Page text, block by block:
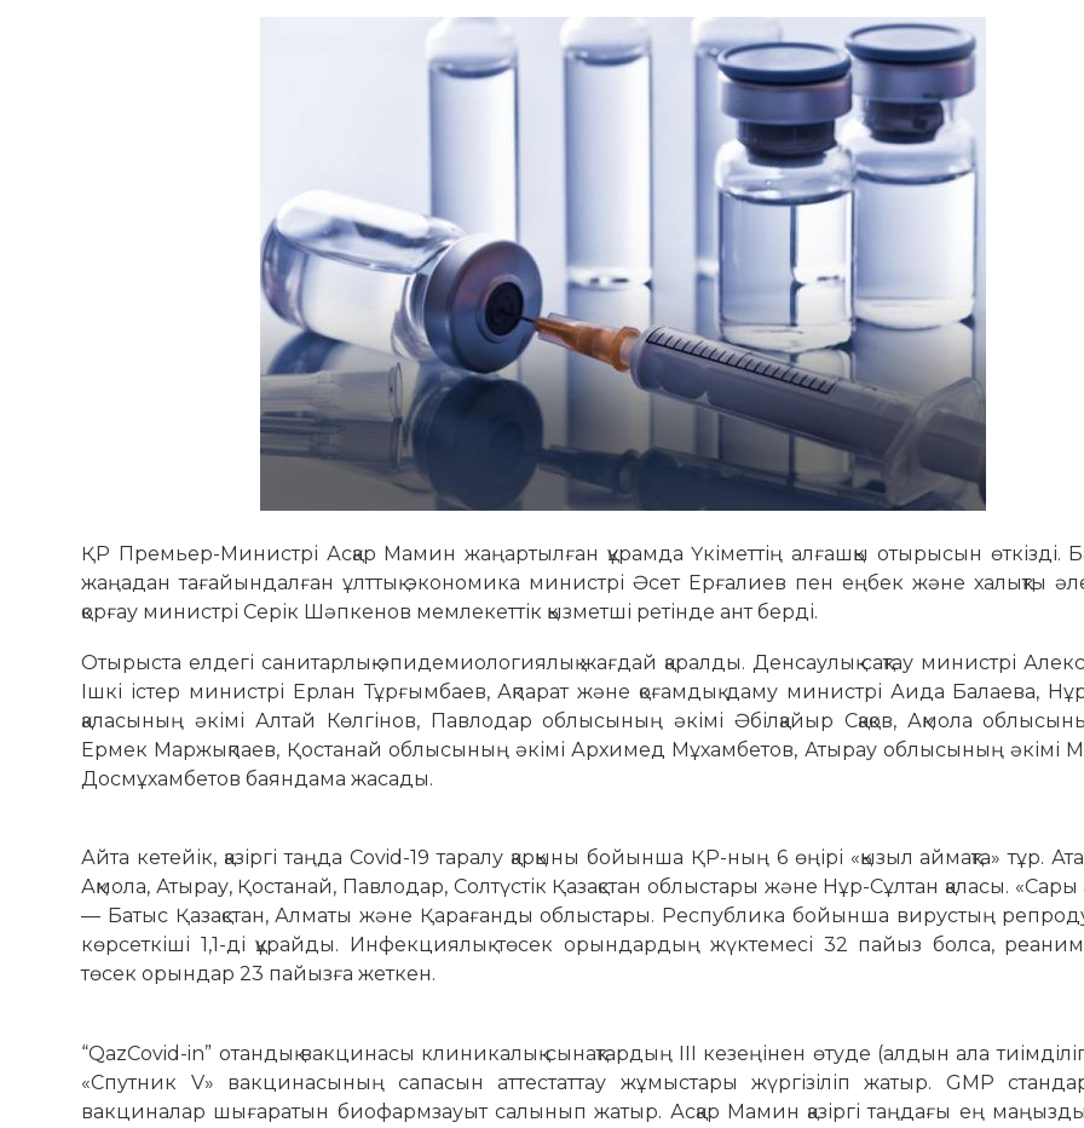
ҚР Премьер-Министрі Асқар Мамин жаңартылған құрамда Үкіметтің алғашқы отырысын өткізді.
жаңадан тағайындалған ұлттық экономика министрі Әсет Ерғалиев пен еңбек және халықты
қорғау министрі Серік Шәпкенов мемлекеттік қызметші ретінде ант берді.
Отырыста елдегі санитарлық-эпидемио­логиялық жағдай қаралды. Денсаулық сақтау министрі
Ішкі істер министрі Ерлан Тұрғымбаев, Ақпарат және қоғамдық даму министрі Аида Балаева,
қаласының әкімі Алтай Көлгінов, Павлодар облысының әкімі Әбілқайыр Сқақов, Ақмола
Ермек Маржықпаев, Қостанай облысының әкімі Архимед Мұхамбетов, Атырау облысының әкімі
Досмұхамбетов баян­дама жасады.
Айта кетейік, қазіргі таңда Covid-19 таралу қарқыны бойынша ҚР-ның 6 өңірі «қызыл аймақта» тұр.
Ақмола, Атырау, Қостанай, Павлодар, Солтүстік Қазақстан облыс­­­тары және Нұр-Сұлтан қала­сы. «Сары
— Батыс Қа­зақ­стан, Алматы және Қарағанды об­лыс­тары. Республика бойынша ви­­рустың
көрсеткіші 1,1-ді құрайды. Инфекциялық төсек орын­­дар­дың жүктемесі 32 пайыз бол­са,
төсек орын­дар 23 пайызға жеткен.
“QazCovid-in” отандық вакцинасы клиникалық сынақтардың III кезеңінен өтуде (алдын ала
«Спутник V» вакцинасының сапасын аттестаттау жұмыстары жүргізіліп жатыр. GMP
вакциналар шығаратын биофармзауыт салынып жатыр. Асқар Мамин қазіргі таңдағы ең